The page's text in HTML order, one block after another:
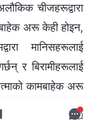
चीजहरूद्वारा
अरू केही होइन,
मानिसहरूलाई
र बिरामीहरूलाई
कामबाहेक अरू
काम गर्नुहुन्न, र